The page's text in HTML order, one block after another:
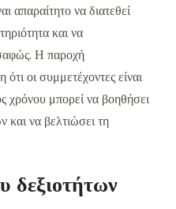
απαραίτητο να διατεθεί
και να
Η παροχή
οι συμμετέχοντες είναι
χρόνου μπορεί να βοηθήσει
και να βελτιώσει τη
δεξιοτήτων